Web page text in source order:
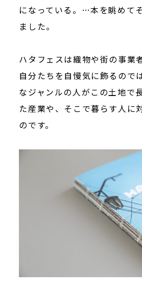
になっている。…本を眺めて
ました。
ハタフェスは織物や街の事業
自分たちを自慢気に飾るので
なジャンルの人がこの土地で
た産業や、そこで暮らす人に
のです。